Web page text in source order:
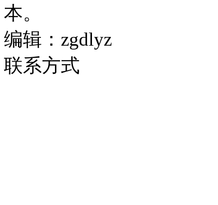
本。
编辑：zgdlyz
联系方式